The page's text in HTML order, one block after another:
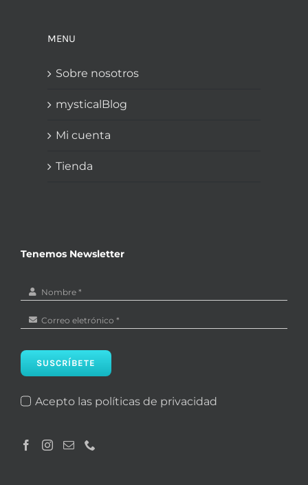
MENU
Sobre nosotros
mysticalBlog
Mi cuenta
Tienda
Tenemos Newsletter
SUSCRÍBETE
Acepto las políticas de privacidad